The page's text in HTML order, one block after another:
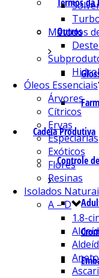
Outros
Cadeia Produtiva
Controle
Métodos
Óleos Essenciais
Árvores
Cítricos
Ervas
Especiarias
Exóticos
Flores
Resinas
Isolados
A – D
1.8-